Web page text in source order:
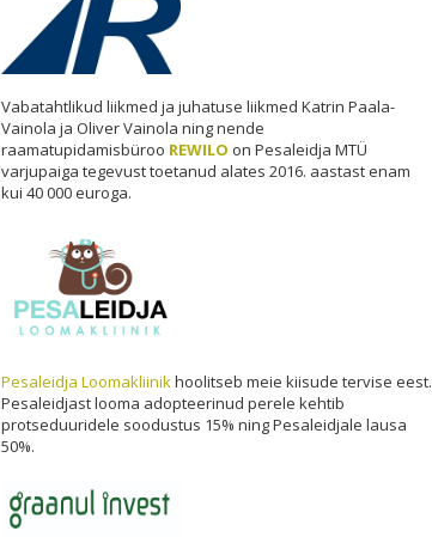
Vabatahtlikud liikmed ja juhatuse liikmed Katrin Paala-
Vainola ja Oliver Vainola ning nende
raamatupidamisbüroo REWILO on Pesaleidja MTÜ
varjupaiga tegevust toetanud alates 2016. aastast enam
kui 40 000 euroga.
Pesaleidja Loomakliinikhoolitseb meie kiisude tervise eest.
Pesaleidjast looma adopteerinud perele kehtib
protseduuridele soodustus 15% ning Pesaleidjale lausa
50%.